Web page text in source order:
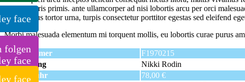
folgen
mauris primis. ante ullamcorper ad nisi lobortis arcu per orci
metus tortor urna, turpis consectetur porttitor egestas sed eleifend
Morbi malesuada elementum mi torquent mollis, eu lobortis curae purus
Kursnummer
F1970215
Kursleitung
Nikki Rodin
Kursgebühr
78,00 €